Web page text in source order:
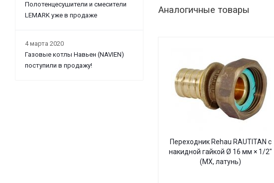
Аналогичные товары
Переходник Rehau RAUTITAN с
накидной гайкой Ø 16 мм × 1/2"
(MX, латунь)
Полотенцесушители и смесители
LEMARK уже в продаже
4 марта 2020
Газовые котлы Навьен (NAVIEN)
поступили в продажу!